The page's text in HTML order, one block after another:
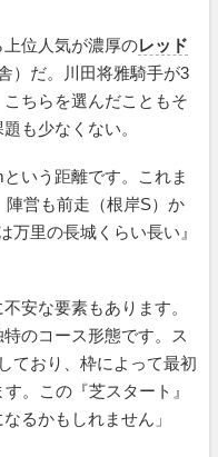
位人気が濃厚のレッド
）だ。川田将雅騎手が3
ちらを選んだこともそ
も少なくない。
いう距離です。これま
陣営も前走（根岸S）か
万里の長城くらい長い』
安な要素もあります。
のコース形態です。ス
ており、枠によって最初
。この『芝スタート』
るかもしれません」